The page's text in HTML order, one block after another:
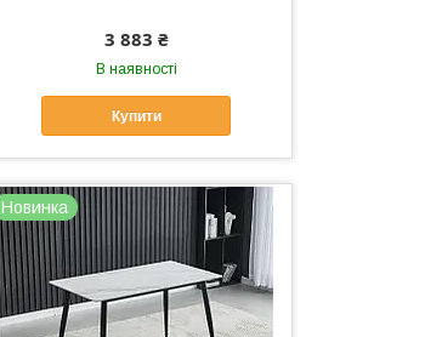
3 883 ₴
В наявності
Купити
Новинка